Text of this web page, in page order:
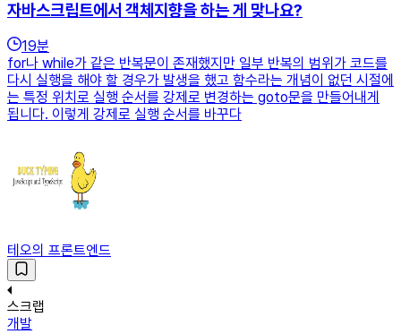
자바스크립트에서 객체지향을 하는 게 맞나요?
19분
for나 while가 같은 반복문이 존재했지만 일부 반복의 범위가 코드를
다시 실행을 해야 할 경우가 발생을 했고 함수라는 개념이 없던 시절에
는 특정 위치로 실행 순서를 강제로 변경하는 goto문을 만들어내게
됩니다. 이렇게 강제로 실행 순서를 바꾸다
테오의 프론트엔드
스크랩
개발